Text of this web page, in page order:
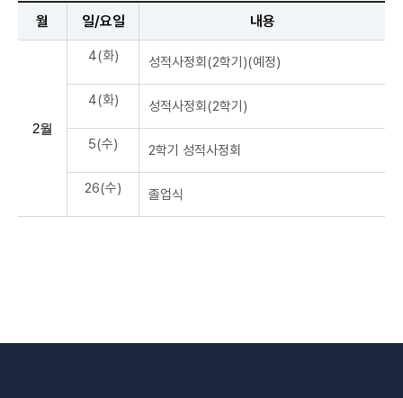
월 일/요일 내용
2월
4(화) 성적사정회(2학기)(예정)
4(화) 성적사정회(2학기)
5(수) 2학기 성적사정회
26(수) 졸업식